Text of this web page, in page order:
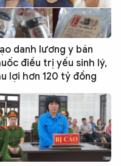
danh lương y bán
điều trị yếu sinh lý,
lợi hơn 120 tỷ đồng